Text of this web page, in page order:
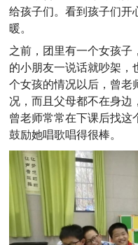
给孩子们。看到孩子们开
暖。
之前，团里有一个女孩子
的小朋友一说话就吵架，
个女孩的情况以后，曾老
况，而且父母都不在身边
曾老师常常在下课后找这
鼓励她唱歌唱得很棒。